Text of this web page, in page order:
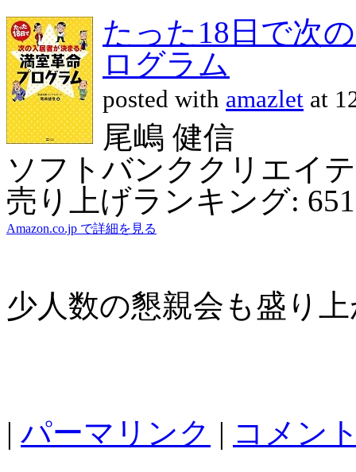
たった18日で次
ログラム
posted with amazlet at
尾嶋 健信
ソフトバンククリエイ
売り上げランキング:
Amazon.co.jp で詳細を見る
少人数の懇親会も盛り
| パーマリンク | コメン